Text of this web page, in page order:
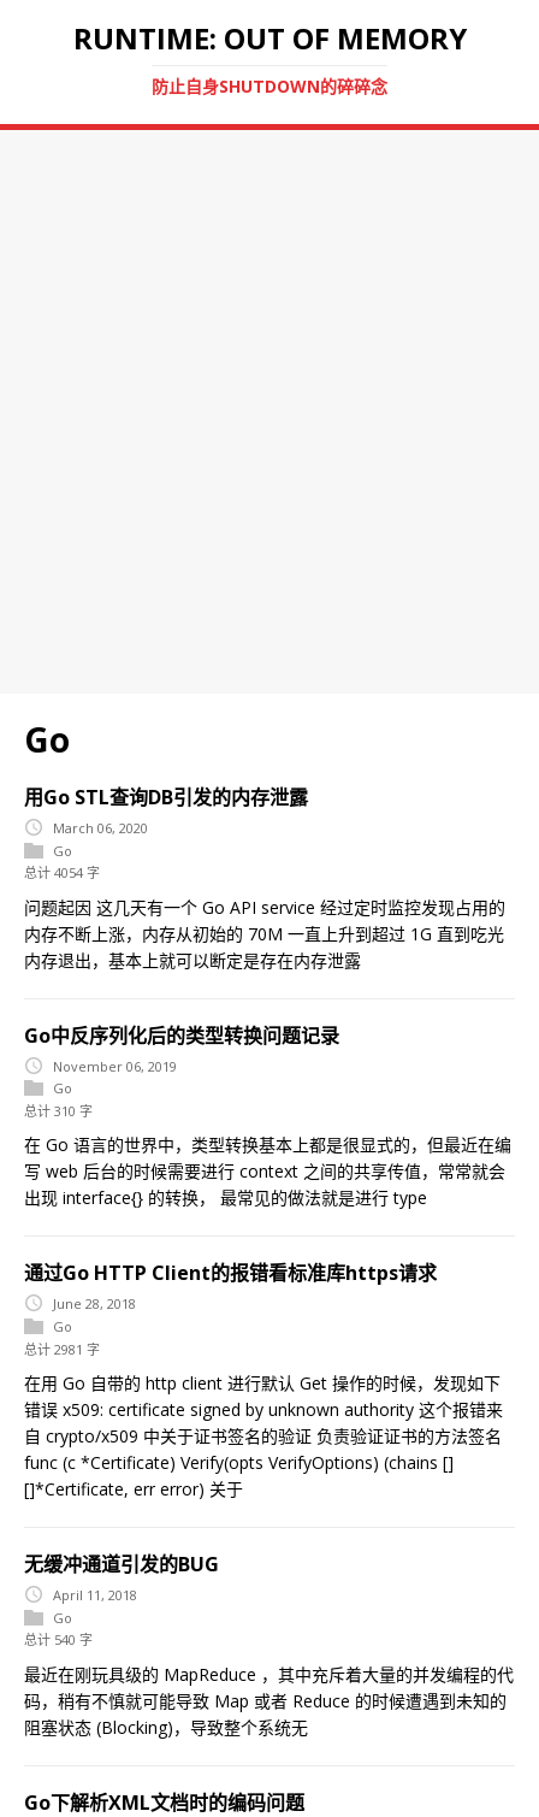
RUNTIME: OUT OF MEMORY
防止自身SHUTDOWN的碎碎念
Go
用Go STL查询DB引发的内存泄露
March 06, 2020
Go
总计 4054 字
问题起因 这几天有一个 Go API service 经过定时监控发现占用的
内存不断上涨，内存从初始的 70M 一直上升到超过 1G 直到吃光
内存退出，基本上就可以断定是存在内存泄露
Go中反序列化后的类型转换问题记录
November 06, 2019
Go
总计 310 字
在 Go 语言的世界中，类型转换基本上都是很显式的，但最近在编
写 web 后台的时候需要进行 context 之间的共享传值，常常就会
出现 interface{} 的转换， 最常见的做法就是进行 type
通过Go HTTP Client的报错看标准库https请求
June 28, 2018
Go
总计 2981 字
在用 Go 自带的 http client 进行默认 Get 操作的时候，发现如下
错误 x509: certificate signed by unknown authority 这个报错来
自 crypto/x509 中关于证书签名的验证 负责验证证书的方法签名
func (c *Certificate) Verify(opts VerifyOptions) (chains []
[]*Certificate, err error) 关于
无缓冲通道引发的BUG
April 11, 2018
Go
总计 540 字
最近在刚玩具级的 MapReduce ，其中充斥着大量的并发编程的代
码，稍有不慎就可能导致 Map 或者 Reduce 的时候遭遇到未知的
阻塞状态 (Blocking)，导致整个系统无
Go下解析XML文档时的编码问题